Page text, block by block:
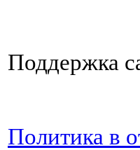
Поддержка
Политика в